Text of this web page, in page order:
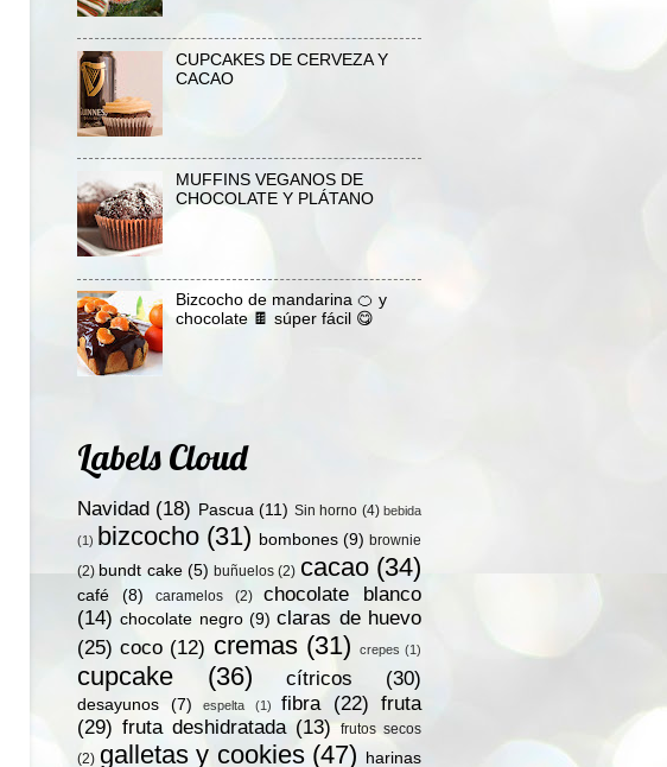
CUPCAKES DE CERVEZA Y
CACAO
MUFFINS VEGANOS DE
CHOCOLATE Y PLÁTANO
Bizcocho de mandarina 🍊 y
chocolate 🍫 súper fácil 😋
Labels Cloud
Navidad (18) Pascua (11) Sin horno (4) bebida
(1) bizcocho (31) bombones (9) brownie
(2) bundt cake (5) buñuelos (2) cacao (34)
café (8) caramelos (2)
chocolate blanco
(14) chocolate negro (9) claras de huevo
(25) coco (12) cremas (31) crepes (1)
cupcake (36) cítricos (30)
desayunos (7) espelta (1) fibra (22) fruta
(29) fruta deshidratada (13)
frutos secos
(2) galletas y cookies (47)
harinas